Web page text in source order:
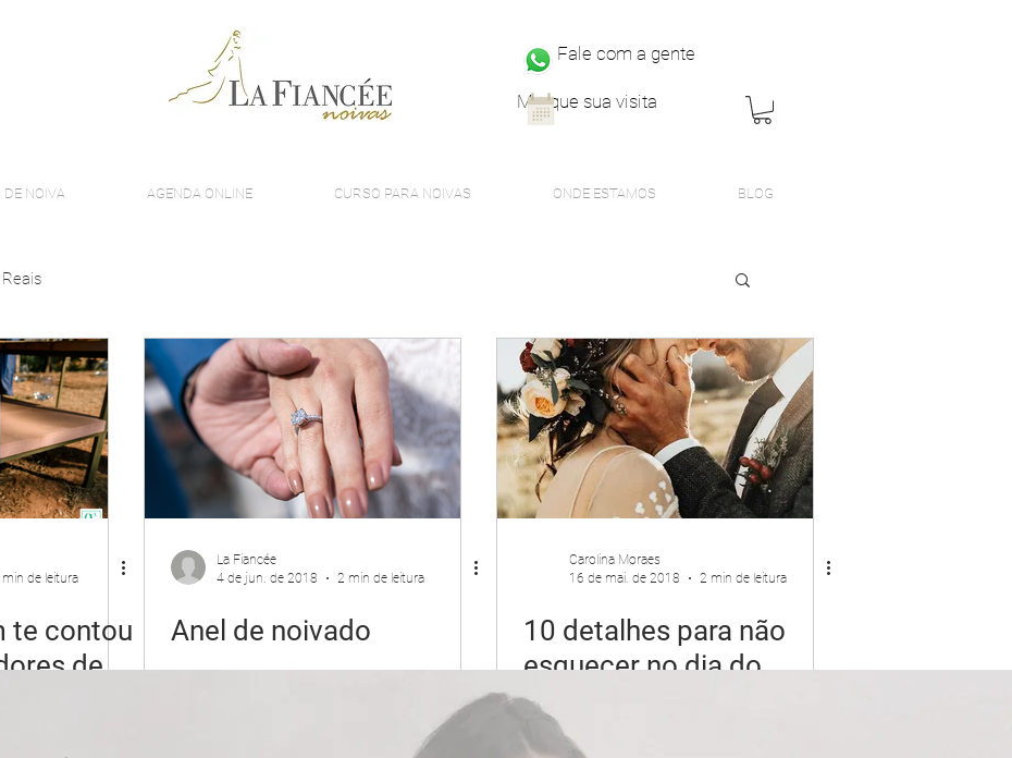
Fale com a gente
Marque sua visita
DE NOIVA AGENDA ONLINE CURSO PARA NOIVAS ONDE ESTAMOS BLOG
de leitura
te contou
de
La Fiancée
4 de jun. de 2018
2 min de leitura
Anel de noivado
Carolina Moraes
16 de mai. de 2018
2 min de leitura
10 detalhes para não
esquecer no dia do
casamento